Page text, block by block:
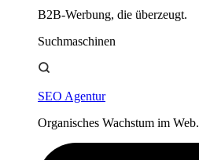
B2B-Werbung, die überzeugt.
Suchmaschinen
SEO Agentur
Organisches Wachstum im Web.